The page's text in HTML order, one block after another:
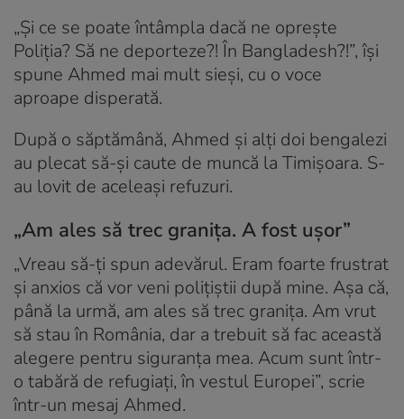
„Și ce se poate întâmpla dacă ne oprește
Poliția? Să ne deporteze?! În Bangladesh?!”, își
spune Ahmed mai mult sieși, cu o voce
aproape disperată.
După o săptămână, Ahmed și alți doi bengalezi
au plecat să-și caute de muncă la Timișoara. S-
au lovit de aceleași refuzuri.
„Am ales să trec granița. A fost ușor”
„Vreau să-ți spun adevărul. Eram foarte frustrat
și anxios că vor veni polițiștii după mine. Așa că,
până la urmă, am ales să trec granița. Am vrut
să stau în România, dar a trebuit să fac această
alegere pentru siguranța mea. Acum sunt într-
o tabără de refugiați, în vestul Europei”, scrie
într-un mesaj Ahmed.